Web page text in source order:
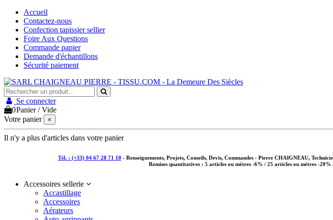
Accueil
Contactez-nous
Confection tapissier sellier
Foire Aux Questions
Commande papier
Demande d'échantillons
Sécurité paiement
Se connecter
0Panier /Vide
Votre panier
×
Il n'y a plus d'articles dans votre panier
Tél. : (+33) 04 67 28 71 10 - Renseignements, Projets, Conseils, Devis, Commandes - Pierre CHAIGNEAU,
Remises quantitatives : 5 articles ou mètres -6% / 25 articles ou mètres -
Accessoires sellerie
Accastillage
Accessoires
Aérateurs